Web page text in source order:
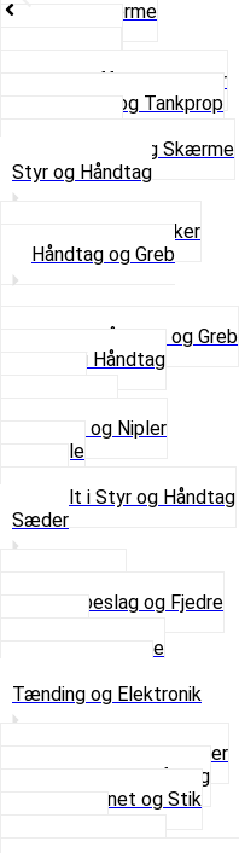
Stænkskærme
Svinggaffel og tilbehør
Tankhane og Tankprop
Se alt i Stel og Skærme
Styr og Håndtag
Horn og Ringklokker
Håndtag og Greb
Se alle Håndtag og Greb
Gummi Håndtag
Skruer og Nipler
Spejle
Se alt i Styr og Håndtag
Sæder
Sædebeslag og Fjedre
Skruer og Bolte
Tænding og Elektronik
Elektroniske tændinger
Gummi gennemføring
Ledningsnet og Stik